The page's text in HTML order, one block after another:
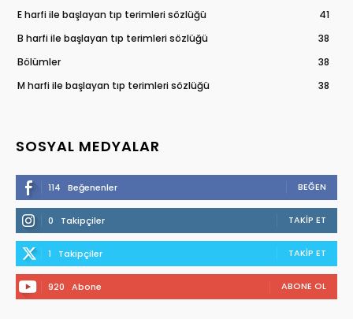
E harfi ile başlayan tıp terimleri sözlüğü
41
B harfi ile başlayan tıp terimleri sözlüğü
38
Bölümler
38
M harfi ile başlayan tıp terimleri sözlüğü
38
SOSYAL MEDYALAR
114 Beğenenler BEĞEN
0 Takipçiler TAKIP ET
1 Takipçiler TAKIP ET
920 Abone ABONE OL